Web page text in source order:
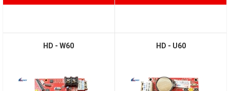
HD - W60 HD - U60